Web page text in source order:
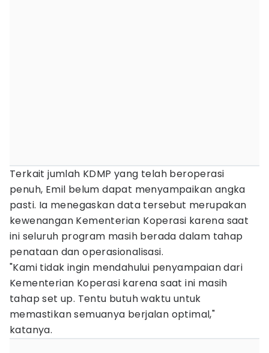
Terkait jumlah KDMP yang telah beroperasi
penuh, Emil belum dapat menyampaikan angka
pasti. Ia menegaskan data tersebut merupakan
kewenangan Kementerian Koperasi karena saat
ini seluruh program masih berada dalam tahap
penataan dan operasionalisasi.
"Kami tidak ingin mendahului penyampaian dari
Kementerian Koperasi karena saat ini masih
tahap set up. Tentu butuh waktu untuk
memastikan semuanya berjalan optimal,"
katanya.